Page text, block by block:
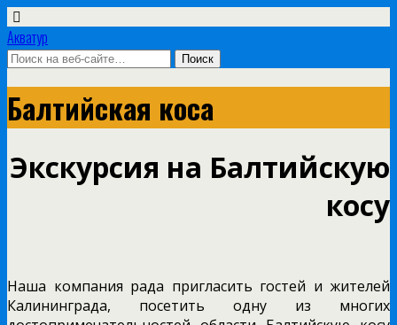
Акватур
Балтийская коса
Экскурсия на Балтийскую
косу
Наша компания рада пригласить гостей и жителей
Калининграда, посетить одну из многих